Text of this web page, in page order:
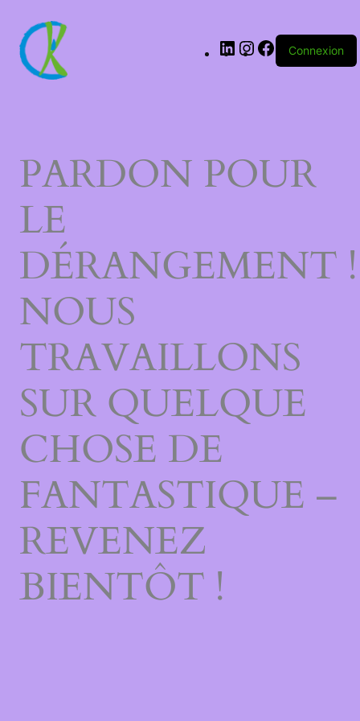
Connexion
PARDON POUR
LE
DÉRANGEMENT !
NOUS
TRAVAILLONS
SUR QUELQUE
CHOSE DE
FANTASTIQUE –
REVENEZ
BIENTÔT !